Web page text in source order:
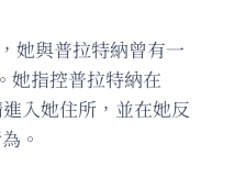
她與普拉特納曾有一
她指控普拉特納在
入她住所，並在她反
。